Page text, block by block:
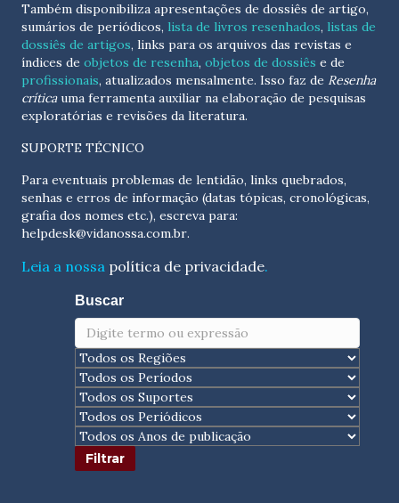
Também disponibiliza apresentações de dossiês de artigo,
sumários de periódicos, lista de livros resenhados, listas de
dossiês de artigos, links para os arquivos das revistas e
índices de objetos de resenha, objetos de dossiês e de
profissionais, atualizados mensalmente. Isso faz de Resenha
críticauma ferramenta auxiliar na elaboração de pesquisas
exploratórias e revisões da literatura.
SUPORTE TÉCNICO
Para eventuais problemas de lentidão, links quebrados,
senhas e erros de informação (datas tópicas, cronológicas,
helpdesk@vidanossa.com.br.
Leia a nossa política de privacidade.
Buscar